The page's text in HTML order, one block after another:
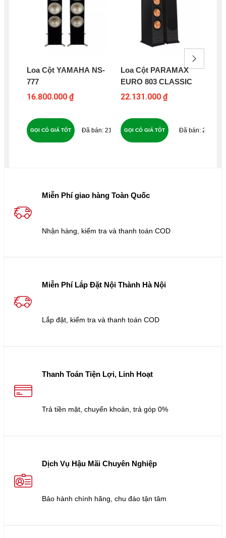
Loa Cột YAMAHA NS-
777
16.800.000 ₫
212
GỌI CÓ GIÁ TỐT
Loa Cột PARAMAX
EURO 803 CLASSIC
22.131.000 ₫
22
GỌI CÓ GIÁ TỐT
Miễn Phí giao hàng Toàn Quốc
Nhận hàng, kiểm tra và thanh toán COD
Miễn Phí Lắp Đặt Nội Thành Hà Nội
Lắp đặt, kiểm tra và thanh toán COD
Thanh Toán Tiện Lợi, Linh Hoạt
Trả tiền mặt, chuyển khoản, trả góp 0%
Dịch Vụ Hậu Mãi Chuyên Nghiệp
Bảo hành chính hãng, chu đáo tận tâm